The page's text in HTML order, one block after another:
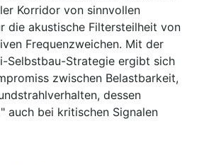
Korridor von sinnvollen
die akustische Filtersteilheit von
Frequenzweichen. Mit der
Selbstbau-Strategie ergibt sich
zwischen Belastbarkeit,
dessen
auch bei kritischen Signalen